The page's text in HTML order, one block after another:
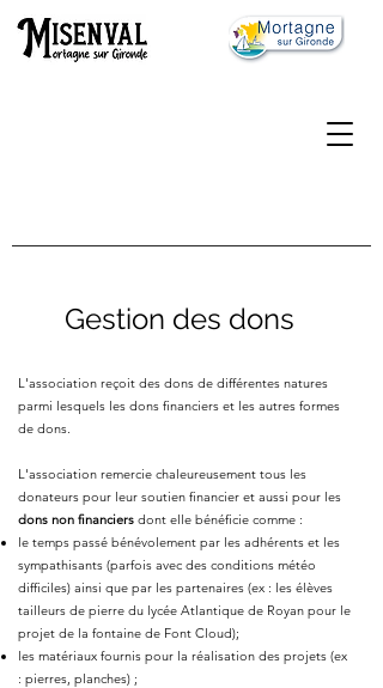
Gestion des dons
L'association reçoit des dons de différentes natures
parmi lesquels les dons financiers et les autres formes
de dons.
L'association remercie chaleureusement tous les
donateurs pour leur soutien financier et aussi pour les
dons non financiers dont elle bénéficie comme :
le temps passé bénévolement par les adhérents et les
sympathisants (parfois avec des conditions météo
difficiles) ainsi que par les partenaires (ex : les élèves
tailleurs de pierre du lycée Atlantique de Royan pour le
projet de la fontaine de Font Cloud);
les matériaux fournis pour la réalisation des projets (ex
: pierres, planches) ;